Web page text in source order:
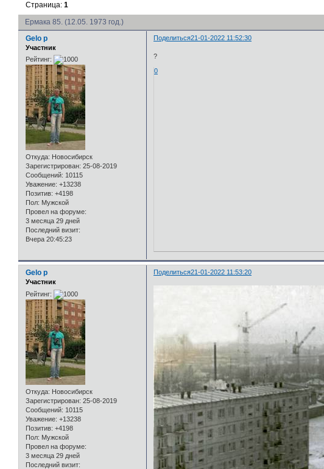
Ермака 85. (12.05. 1973 год.)
Страница:1
Поделиться21-01-2022 11:52:30
Gelo p
Участник
Рейтинг:
Откуда: Новосибирск
Зарегистрирован: 25-08-2019
Сообщений: 10115
Уважение: +13238
Позитив: +4198
Пол: Мужской
Провел на форуме:
3 месяца 29 дней
Последний визит:
Вчера 20:45:23
?
0
Поделиться21-01-2022 11:53:20
Gelo p
Участник
Рейтинг:
Откуда: Новосибирск
Зарегистрирован: 25-08-2019
Сообщений: 10115
Уважение: +13238
Позитив: +4198
Пол: Мужской
Провел на форуме:
3 месяца 29 дней
Последний визит: